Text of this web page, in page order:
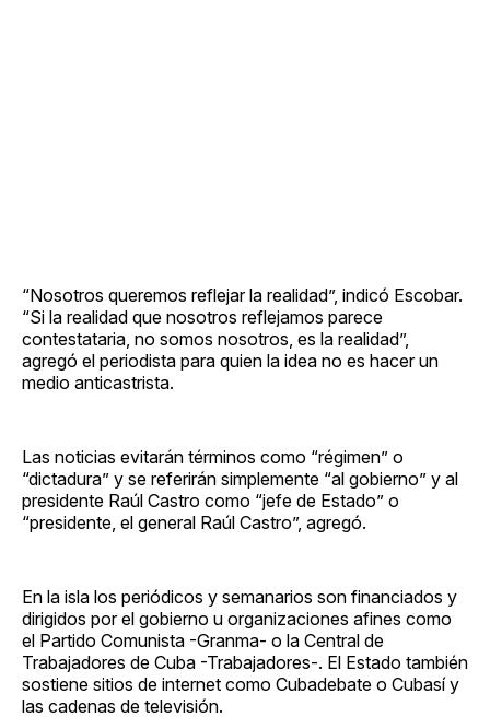
“Nosotros queremos reflejar la realidad”, indicó Escobar.
“Si la realidad que nosotros reflejamos parece
contestataria, no somos nosotros, es la realidad”,
agregó el periodista para quien la idea no es hacer un
medio anticastrista.
Las noticias evitarán términos como “régimen” o
“dictadura” y se referirán simplemente “al gobierno” y al
presidente Raúl Castro como “jefe de Estado” o
“presidente, el general Raúl Castro”, agregó.
En la isla los periódicos y semanarios son financiados y
dirigidos por el gobierno u organizaciones afines como
el Partido Comunista -Granma- o la Central de
Trabajadores de Cuba -Trabajadores-. El Estado también
sostiene sitios de internet como Cubadebate o Cubasí y
las cadenas de televisión.